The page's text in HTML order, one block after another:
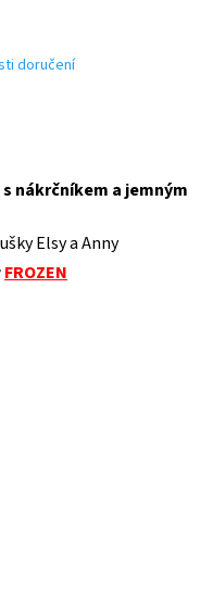
doručení
nákrčníkem a jemným
Elsy a Anny
FROZEN